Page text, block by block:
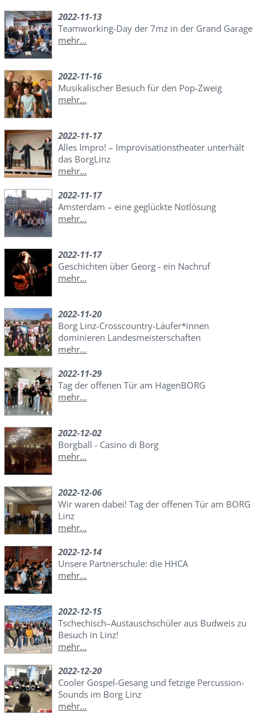
2022-11-13
Teamworking-Day der 7mz in der Grand Garage
mehr...
2022-11-16
Musikalischer Besuch für den Pop-Zweig
mehr...
2022-11-17
Alles Impro! – Improvisationstheater unterhält
das BorgLinz
mehr...
2022-11-17
Amsterdam – eine geglückte Notlösung
mehr...
2022-11-17
Geschichten über Georg - ein Nachruf
mehr...
2022-11-20
Borg Linz-Crosscountry-Läufer*innen
dominieren Landesmeisterschaften
mehr...
2022-11-29
Tag der offenen Tür am HagenBORG
mehr...
2022-12-02
Borgball - Casino di Borg
mehr...
2022-12-06
Wir waren dabei! Tag der offenen Tür am BORG
Linz
mehr...
2022-12-14
Unsere Partnerschule: die HHCA
mehr...
2022-12-15
Tschechisch–Austauschschüler aus Budweis zu
Besuch in Linz!
mehr...
2022-12-20
Cooler Gospel-Gesang und fetzige Percussion-
Sounds im Borg Linz
mehr...